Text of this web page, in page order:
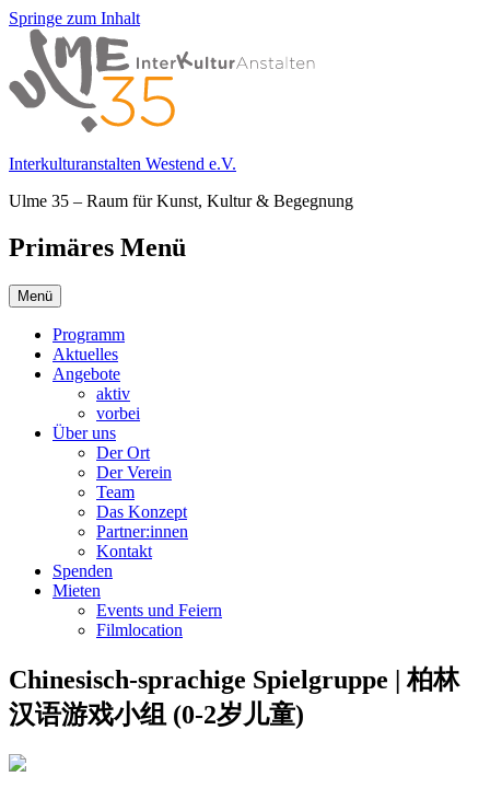
Springe zum Inhalt
Interkulturanstalten Westend e.V.
Ulme 35 – Raum für Kunst, Kultur & Begegnung
Primäres Menü
Menü
Programm
Aktuelles
Angebote
aktiv
vorbei
Über uns
Der Ort
Der Verein
Team
Das Konzept
Partner:innen
Kontakt
Spenden
Mieten
Events und Feiern
Filmlocation
Chinesisch-sprachige Spielgruppe | 柏林
汉语游戏小组 (0-2岁儿童)